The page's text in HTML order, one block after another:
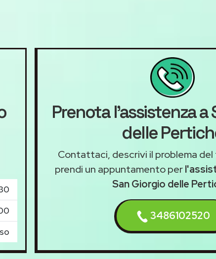
Prenota l'assistenza a
delle
Contattaci, descrivi il problema
prendi un appuntamento per
San Giorgio delle
3486102520